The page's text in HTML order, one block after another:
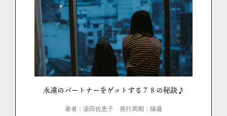
永遠のパートナーをゲットする７８の秘訣♪
著者：湯田佐恵子 発行周期：隔週